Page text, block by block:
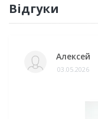
Відгуки
Алексей
03.05.2026